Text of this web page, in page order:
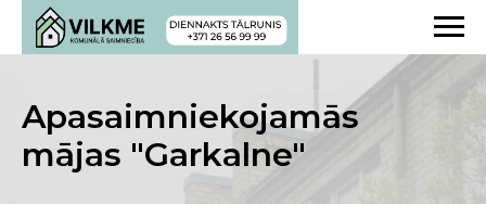
Apasaimniekojamās
mājas "Garkalne"